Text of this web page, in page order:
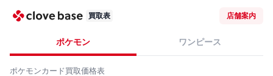
買取表 店舗案内
ポケモン ワンピース
ポケモンカード買取価格表